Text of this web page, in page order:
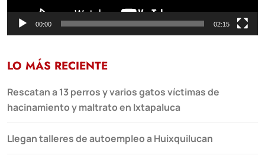
00:00 02:15
LO MÁS RECIENTE
Rescatan a 13 perros y varios gatos víctimas de
hacinamiento y maltrato en Ixtapaluca
Llegan talleres de autoempleo a Huixquilucan